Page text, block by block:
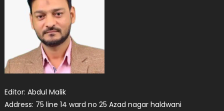
Editor: Abdul Malik
Address: 75 line 14 ward no 25 Azad nagar haldwani